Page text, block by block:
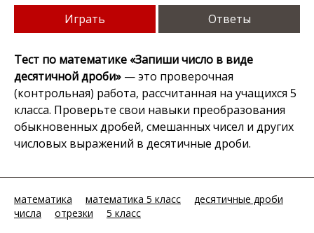
Играть Ответы
Тест по математике «Запиши число в виде
десятичной дроби» — это проверочная
(контрольная) работа, рассчитанная на учащихся 5
класса. Проверьте свои навыки преобразования
обыкновенных дробей, смешанных чисел и других
числовых выражений в десятичные дроби.
математика математика 5 класс
десятичные дроби
числа
отрезки 5 класс